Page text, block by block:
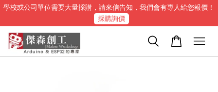
學校或公司單位需要大量採購，請來信告知，我們會有專人給您報價！
採購詢價